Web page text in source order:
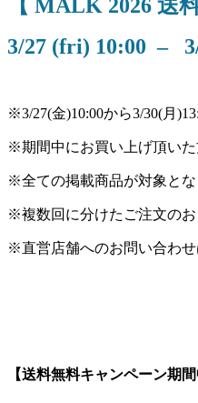
【 MALK 2026 送
3/27 (fri) 10:00 –
※3/27(金)10:00から3/30(月
※期間中にお買い上げ頂いた
※全ての掲載商品が対象とな
※複数回に分けたご注文のお
※直営店舗へのお問い合わせ
【送料無料キャンペーン期